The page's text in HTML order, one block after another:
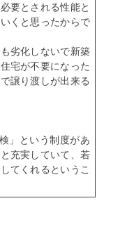
要とされる性能と
くと思ったからで
劣化しないで新築
宅が不要になった
譲り渡しが出来る
」という制度があ
充実していて、若
てくれるというこ